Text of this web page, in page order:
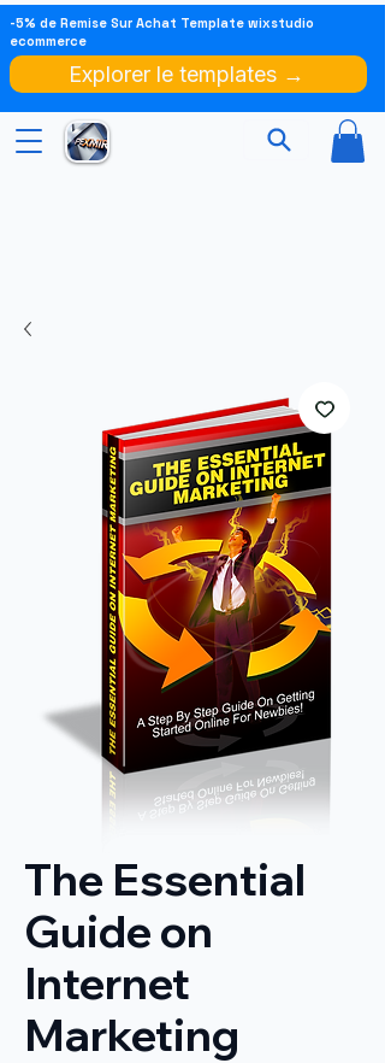
-5% de Remise Sur Achat Template wixstudio
ecommerce
Explorer le templates →
The Essential
Guide on
Internet
Marketing